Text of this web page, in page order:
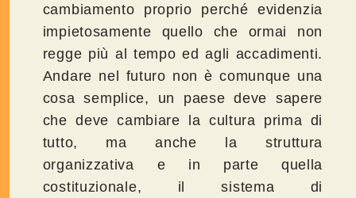
cambiamento proprio perché evidenzia
impietosamente quello che ormai non
regge più al tempo ed agli accadimenti.
Andare nel futuro non è comunque una
cosa semplice, un paese deve sapere
che deve cambiare la cultura prima di
tutto, ma anche la struttura
organizzativa e in parte quella
costituzionale, il sistema di